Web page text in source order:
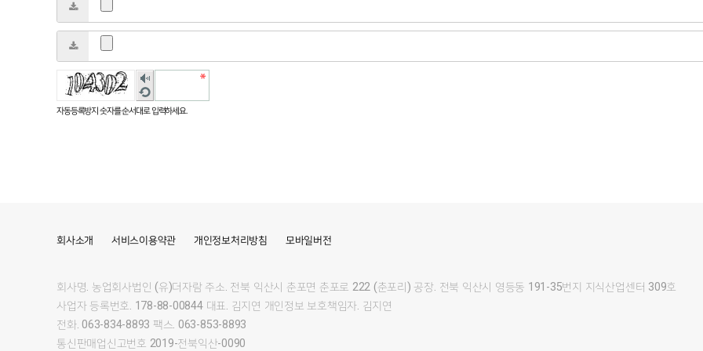
숫자
음성
듣기
새로
고침
자동등록방지 숫자를 순서대로 입력하세요.
회사소개 서비스이용약관 개인정보처리방침 모바일버전
회사명. 농업회사법인 (유)더자람 주소. 전북 익산시 춘포면 춘포로 222 (춘포리) 공장. 전북 익산시 영등동 191-35번지 지식산업센터 309호
사업자 등록번호. 178-88-00844 대표. 김지연 개인정보 보호책임자. 김지연
전화. 063-834-8893 팩스. 063-853-8893
통신판매업신고번호 2019-전북익산-0090